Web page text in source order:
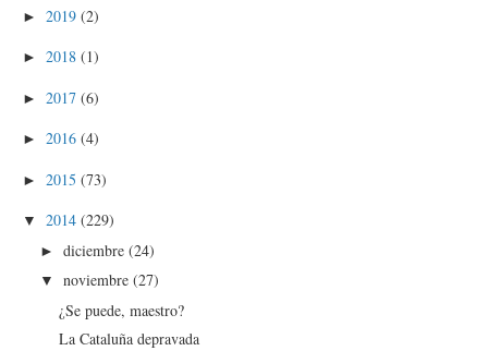
► 2019 (2)
► 2018 (1)
► 2017 (6)
► 2016 (4)
► 2015 (73)
▼ 2014 (229)
►diciembre(24)
▼noviembre(27)
¿Se puede, maestro?
La Cataluña depravada